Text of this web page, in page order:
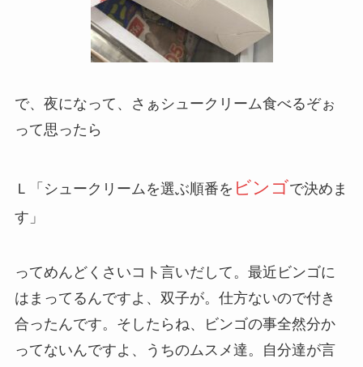
で、夜になって、さぁシュークリーム食べるぞぉ
って思ったら
Ｌ「シュークリームを選ぶ順番を ビンゴで決めま
す」
ってめんどくさいコト言いだして。最近ビンゴに
はまってるんですよ、双子が。仕方ないので付き
合ったんです。そしたらね、ビンゴの事全然分か
ってないんですよ、うちのムスメ達。自分達が言